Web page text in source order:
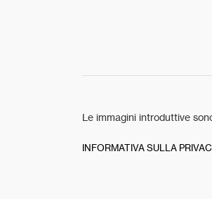
Le immagini introduttive
INFORMATIVA SULLA